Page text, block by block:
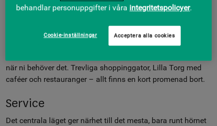
kontorslokaler som färdigställdes 2019.
Utanför dörren finner vi Malmös stadskärna och det är
när ni behöver det. Trevliga shoppinggator, Lilla Torg med
caféer och restauranger – allt finns en kort promenad bort.
Service
Det centrala läget ger närhet till det mesta, bara runt hörnet
behandlar personuppgifter i våra integritetspolicyer.
Cookie-inställningar Acceptera alla cookies